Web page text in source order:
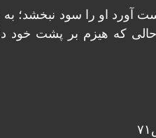
آورد او را سود نبخشد؛
که هیزم بر پشت خود